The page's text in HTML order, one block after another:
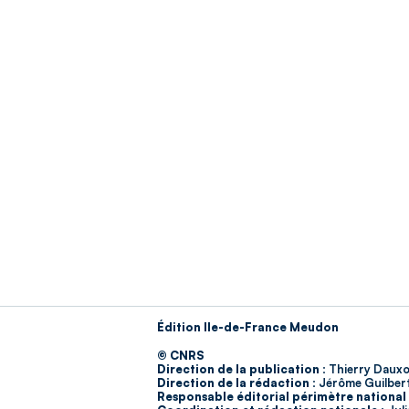
Édition Ile-de-France Meudon
© CNRS
Direction de la publication : Thierry
Direction de la rédaction : Jérôme
Responsable éditorial périmètre national